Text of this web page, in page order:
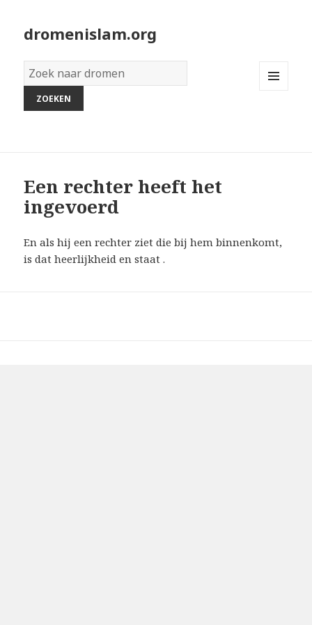
dromenislam.org
Woordenboek
van
dromen:
Een rechter heeft het
ingevoerd
En als hij een rechter ziet die bij hem binnenkomt,
is dat heerlijkheid en staat .